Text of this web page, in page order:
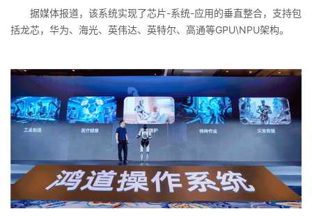
据媒体报道，该系统实现了芯片-系统-应用的垂直整合，支持包
括龙芯，华为、海光、英伟达、英特尔、高通等GPU\NPU架构。